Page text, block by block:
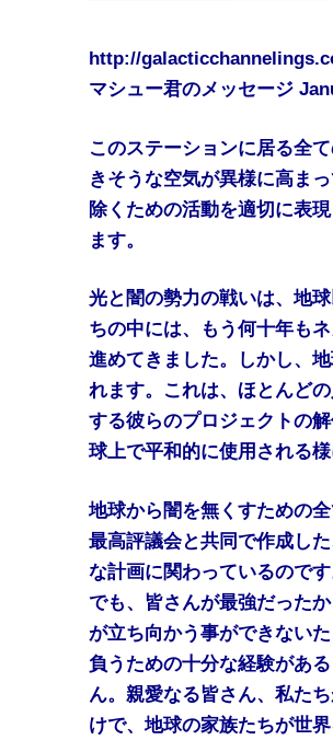
http://
マシュー君のメッセージ
このステーションに居る全
きそうな空気が異様に高ま
除くための活動を適切に表
ます。
光と闇の勢力の戦いは、地
ちの中には、もう何十年も
進めてきました。しかし、
れます。これは、ほとんど
する彼らのプロジェクトの
球上で平和的に使用される様
地球から闇を無くすための
最高評議会と共同で作成し
な計画に関わっているので
でも、皆さんが最強だった
が立ち向かう事ができない
負うための十分な経験があ
ん。親愛なる皆さん、私た
けで、地球の家族たちが世